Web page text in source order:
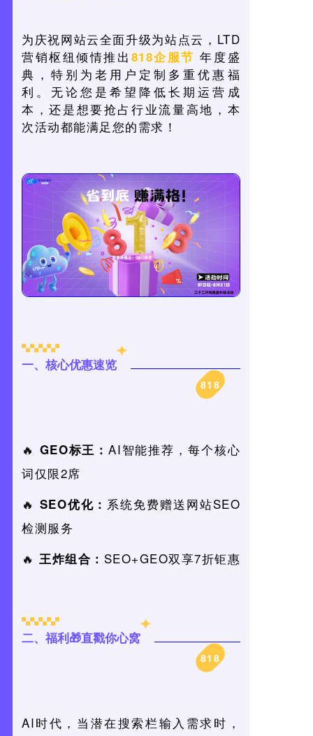
为庆祝网站云全面升级为站点云，LTD
营销枢纽倾情推出 818企服节 年度盛
典，特别为老用户定制多重优惠福
利。无论您是希望降低长期运营成
本，还是想要抢占行业流量高地，本
次活动都能满足您的需求！
一、核心优惠速览
818
🔥 GEO标王：AI智能推荐，每个核心
词仅限2席
🔥 SEO优化： 系统免费赠送网站SEO
检测服务
🔥 王炸组合： SEO+GEO双享7折钜惠
二、福利🎁直戳你心窝
818
AI时代，当潜在搜索栏输入需求时，